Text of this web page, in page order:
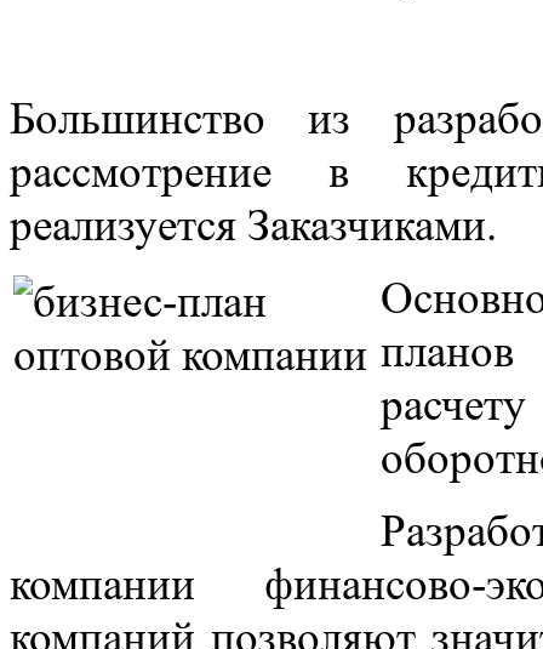
Большинство из
рассмотрение в
реализуется Заказчиками.
компании финансово-
компаний позволяют